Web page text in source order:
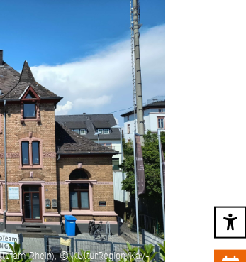
am Rhein), © KUlturRegion/Kay-